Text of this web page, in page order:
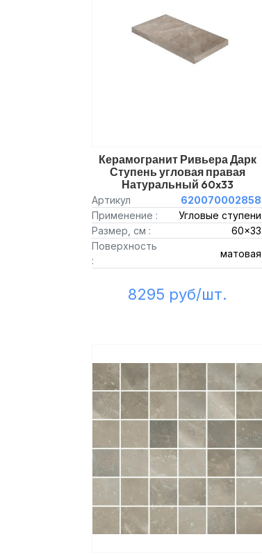
Керамогранит Ривьера Дарк
Ступень угловая правая
Натуральный 60x33
Артикул
620070002858
Применение :
Угловые ступени
Размер, см :
60x33
Поверхность
:
матовая
8295 руб/шт.